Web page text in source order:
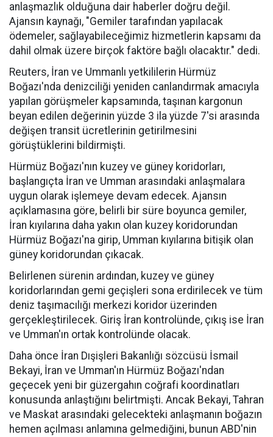
anlaşmazlık olduğuna dair haberler doğru değil.
Ajansın kaynağı, "Gemiler tarafından yapılacak
ödemeler, sağlayabileceğimiz hizmetlerin kapsamı da
dahil olmak üzere birçok faktöre bağlı olacaktır." dedi.
Reuters, İran ve Ummanlı yetkililerin Hürmüz
Boğazı'nda denizciliği yeniden canlandırmak amacıyla
yapılan görüşmeler kapsamında, taşınan kargonun
beyan edilen değerinin yüzde 3 ila yüzde 7'si arasında
değişen transit ücretlerinin getirilmesini
görüştüklerini bildirmişti.
Hürmüz Boğazı'nın kuzey ve güney koridorları,
başlangıçta İran ve Umman arasındaki anlaşmalara
uygun olarak işlemeye devam edecek. Ajansın
açıklamasına göre, belirli bir süre boyunca gemiler,
İran kıyılarına daha yakın olan kuzey koridorundan
Hürmüz Boğazı'na girip, Umman kıyılarına bitişik olan
güney koridorundan çıkacak.
Belirlenen sürenin ardından, kuzey ve güney
koridorlarından gemi geçişleri sona erdirilecek ve tüm
deniz taşımacılığı merkezi koridor üzerinden
gerçekleştirilecek. Giriş İran kontrolünde, çıkış ise İran
ve Umman'ın ortak kontrolünde olacak.
Daha önce İran Dışişleri Bakanlığı sözcüsü İsmail
Bekayi, İran ve Umman'ın Hürmüz Boğazı'ndan
geçecek yeni bir güzergahın coğrafi koordinatları
konusunda anlaştığını belirtmişti. Ancak Bekayi, Tahran
ve Maskat arasındaki gelecekteki anlaşmanın boğazın
hemen açılması anlamına gelmediğini, bunun ABD'nin